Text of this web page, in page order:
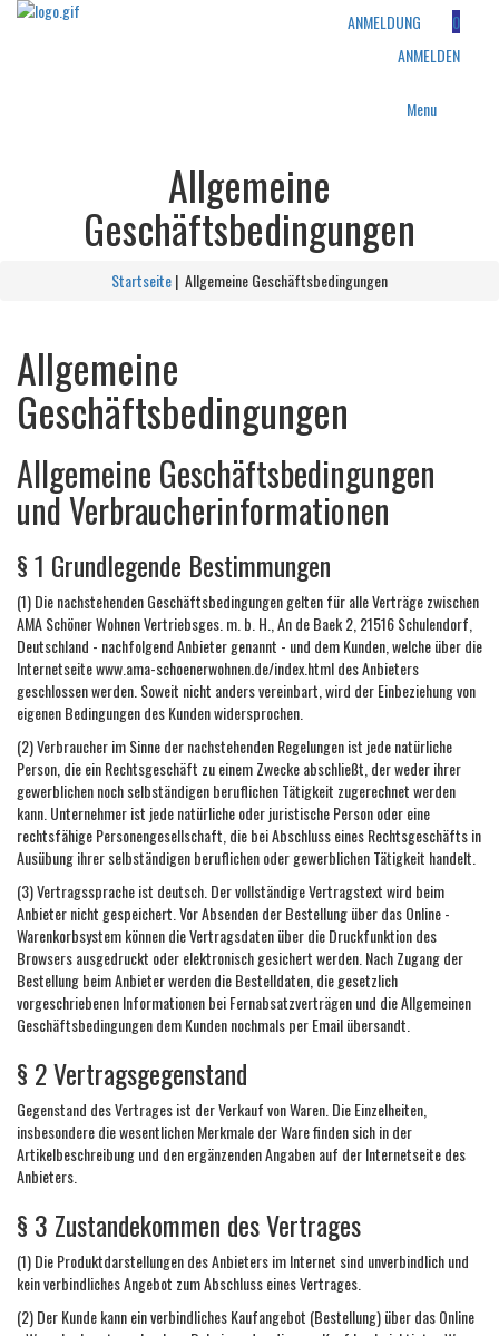
ANMELDUNG
0
ANMELDEN
Menu
Allgemeine
Geschäftsbedingungen
Startseite| Allgemeine Geschäftsbedingungen
Allgemeine
Geschäftsbedingungen
Allgemeine Geschäftsbedingungen
und Verbraucherinformationen
§ 1 Grundlegende Bestimmungen
(1) Die nachstehenden Geschäftsbedingungen gelten für alle Verträge zwischen
AMA Schöner Wohnen Vertriebsges. m. b. H., An de Baek 2, 21516 Schulendorf,
Deutschland - nachfolgend Anbieter genannt - und dem Kunden, welche über die
Internetseite www.ama-schoenerwohnen.de/index.html des Anbieters
geschlossen werden. Soweit nicht anders vereinbart, wird der Einbeziehung von
eigenen Bedingungen des Kunden widersprochen.
(2) Verbraucher im Sinne der nachstehenden Regelungen ist jede natürliche
Person, die ein Rechtsgeschäft zu einem Zwecke abschließt, der weder ihrer
gewerblichen noch selbständigen beruflichen Tätigkeit zugerechnet werden
kann. Unternehmer ist jede natürliche oder juristische Person oder eine
rechtsfähige Personengesellschaft, die bei Abschluss eines Rechtsgeschäfts in
Ausübung ihrer selbständigen beruflichen oder gewerblichen Tätigkeit handelt.
(3) Vertragssprache ist deutsch. Der vollständige Vertragstext wird beim
Anbieter nicht gespeichert. Vor Absenden der Bestellung über das Online -
Warenkorbsystem können die Vertragsdaten über die Druckfunktion des
Browsers ausgedruckt oder elektronisch gesichert werden. Nach Zugang der
Bestellung beim Anbieter werden die Bestelldaten, die gesetzlich
vorgeschriebenen Informationen bei Fernabsatzverträgen und die Allgemeinen
Geschäftsbedingungen dem Kunden nochmals per Email übersandt.
§ 2 Vertragsgegenstand
Gegenstand des Vertrages ist der Verkauf von Waren. Die Einzelheiten,
insbesondere die wesentlichen Merkmale der Ware finden sich in der
Artikelbeschreibung und den ergänzenden Angaben auf der Internetseite des
Anbieters.
§ 3 Zustandekommen des Vertrages
(1) Die Produktdarstellungen des Anbieters im Internet sind unverbindlich und
kein verbindliches Angebot zum Abschluss eines Vertrages.
(2) Der Kunde kann ein verbindliches Kaufangebot (Bestellung) über das Online